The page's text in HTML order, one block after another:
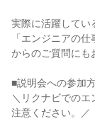
実際に活躍してい
「エンジニアの
からのご質問にも
■説明会への参加
＼リクナビでの
注意ください。／